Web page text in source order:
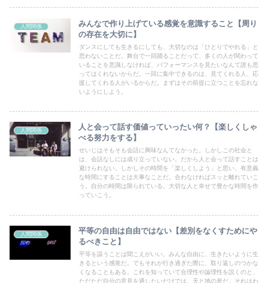
人間関係
みんなで作り上げている感覚を意識すること【周り
の存在を大切に】
ダンスにしても生きるにしても、大切なのは「ひとりでやれる」と
思わないことだ。舞台で一回踊ることだって、多くの人が関わって
いることを意識しなければ、パフォーマンスを見たいなんて誰も思
ってはくれないからだ。一回に集中できるのは、見てくれる人、応
援してくれる人がいるからだ。まずはその前提に立つことを忘れな
いようにしよう。
人間関係
人と会って話す価値っていったい何？【楽しくしゃ
べる努力をする】
せいじはそもそも会話に興味なんてなかった。しかしこの社会と
は、会話なしには成り立っていない。だから人と会って話すことは
避けられない。しかしその時間を「楽しくしよう」と思い、有意義
な時間にすることは大事なことだ。合わなければスッと離れていこ
う。自分の時間は限られている。大切な人と幸せで豊かな時間を作
っていこう。
人間関係
平等の自由は自由ではない【差別をなくすためにや
るべきこと】
平等を謳うことは聞こえがいい。みんな自由に、生きたいように生
きるという感覚だ。でもそれが行き過ぎた際に、取り返しのつかな
くなることもある。これを知っていて合理性や論理性を説くのと、
ただただ自分の意見を通したいだけでは、天と地の差だ。それはわ